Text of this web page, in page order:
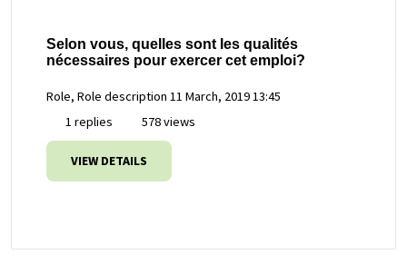
Selon vous, quelles sont les qualités
nécessaires pour exercer cet emploi?
Role, Role description 11 March, 2019 13:45
1 replies
578 views
VIEW DETAILS